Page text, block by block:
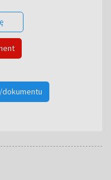
dokumentu